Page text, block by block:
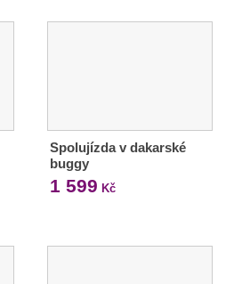
Spolujízda v dakarské
buggy
1 599 Kč